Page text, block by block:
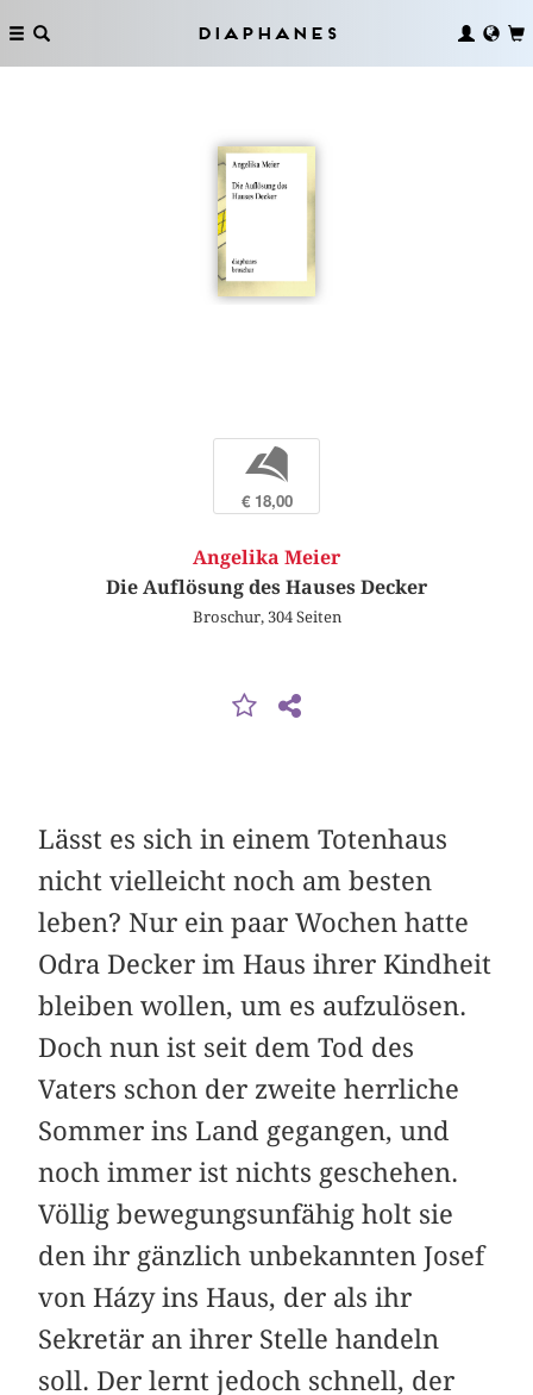
Diaphanes
b
€ 18,00
Angelika Meier
Die Auflösung des Hauses Decker
Broschur, 304 Seiten
Lässt es sich in einem Totenhaus
nicht vielleicht noch am besten
leben? Nur ein paar Wochen hatte
Odra Decker im Haus ihrer Kindheit
bleiben wollen, um es aufzulösen.
Doch nun ist seit dem Tod des
Vaters schon der zweite herrliche
Sommer ins Land gegangen, und
noch immer ist nichts geschehen.
Völlig bewegungsunfähig holt sie
den ihr gänzlich unbekannten Josef
von Házy ins Haus, der als ihr
Sekretär an ihrer Stelle handeln
soll. Der lernt jedoch schnell, der